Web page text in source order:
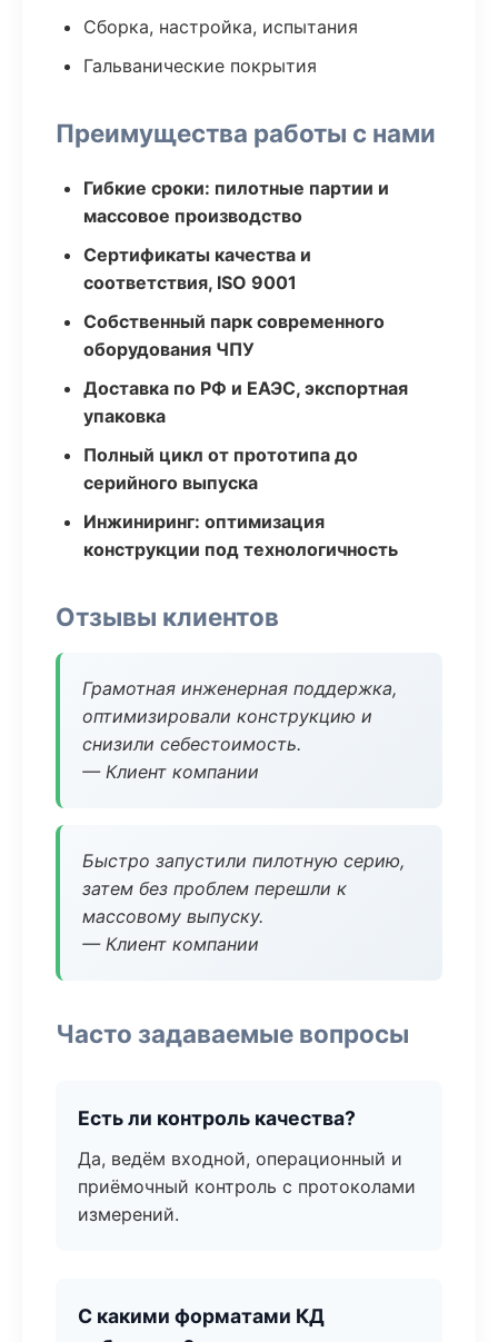
Сборка, настройка, испытания
Гальванические покрытия
Преимущества работы с нами
Гибкие сроки: пилотные партии и
массовое производство
Сертификаты качества и
соответствия, ISO 9001
Собственный парк современного
оборудования ЧПУ
Доставка по РФ и ЕАЭС, экспортная
упаковка
Полный цикл от прототипа до
серийного выпуска
Инжиниринг: оптимизация
конструкции под технологичность
Отзывы клиентов
Грамотная инженерная поддержка,
оптимизировали конструкцию и
снизили себестоимость.
— Клиент компании
Быстро запустили пилотную серию,
затем без проблем перешли к
массовому выпуску.
— Клиент компании
Часто задаваемые вопросы
Есть ли контроль качества?
Да, ведём входной, операционный и
приёмочный контроль с протоколами
измерений.
С какими форматами КД